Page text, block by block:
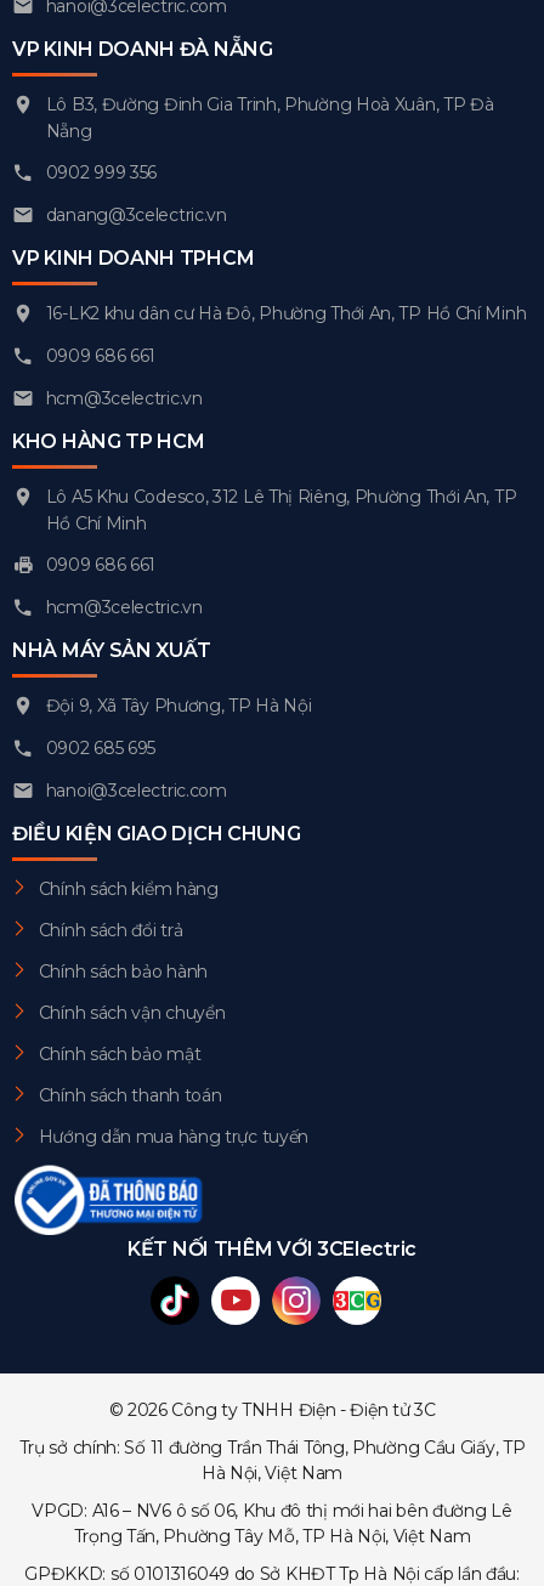
hanoi@3celectric.com
VP KINH DOANH ĐÀ NẴNG
Lô B3, Đường Đinh Gia Trinh, Phường Hoà Xuân, TP Đà
Nẵng
0902 999 356
danang@3celectric.vn
VP KINH DOANH TPHCM
16-LK2 khu dân cư Hà Đô, Phường Thới An, TP Hồ Chí Minh
0909 686 661
hcm@3celectric.vn
KHO HÀNG TP HCM
Lô A5 Khu Codesco, 312 Lê Thị Riêng, Phường Thới An, TP
Hồ Chí Minh
0909 686 661
hcm@3celectric.vn
NHÀ MÁY SẢN XUẤT
Đội 9, Xã Tây Phương, TP Hà Nội
0902 685 695
hanoi@3celectric.com
ĐIỀU KIỆN GIAO DỊCH CHUNG
Chính sách kiểm hàng
Chính sách đổi trả
Chính sách bảo hành
Chính sách vận chuyển
Chính sách bảo mật
Chính sách thanh toán
Hướng dẫn mua hàng trực tuyến
KẾT NỐI THÊM VỚI 3CElectric
© 2026 Công ty TNHH Điện - Điện tử 3C
Trụ sở chính: Số 11 đường Trần Thái Tông, Phường Cầu Giấy, TP
Hà Nội, Việt Nam
VPGD: A16 – NV6 ô số 06, Khu đô thị mới hai bên đường Lê
Trọng Tấn, Phường Tây Mỗ, TP Hà Nội, Việt Nam
GPĐKKD: số 0101316049 do Sở KHĐT Tp Hà Nội cấp lần đầu: